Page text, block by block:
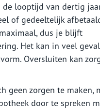
looptijd van dertig
of gedeeltelijk
dus je blijft
Het kan in veel
Oversluiten kan
geen zorgen te maken,
door te spreken